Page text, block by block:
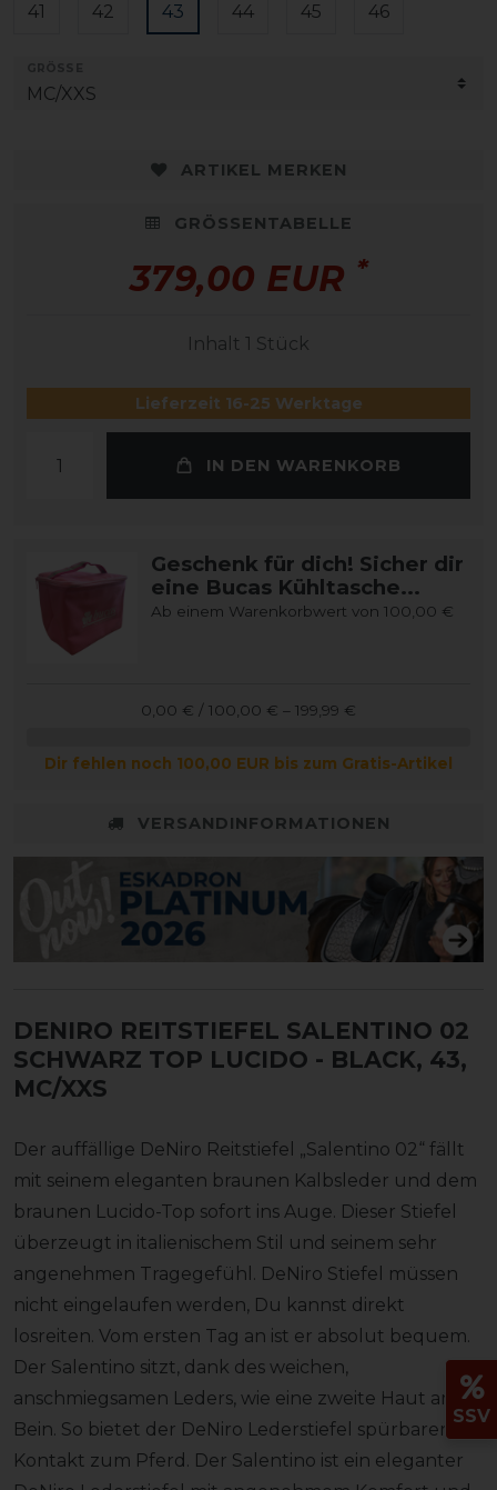
41 42 43 44 45 46
ARTIKEL MERKEN
GRÖSSENTABELLE
379,00 EUR *
Inhalt 1 Stück
Lieferzeit 16-25 Werktage
IN DEN WARENKORB
Geschenk für dich! Sicher dir
eine Bucas Kühltasche...
Ab einem Warenkorbwert von 100,00 €
0,00 € / 100,00 € – 199,99 €
Dir fehlen noch 100,00 EUR bis zum Gratis-Artikel
VERSANDINFORMATIONEN
DENIRO REITSTIEFEL SALENTINO 02
SCHWARZ TOP LUCIDO - BLACK, 43,
MC/XXS
Der auffällige DeNiro Reitstiefel „Salentino 02“ fällt
mit seinem eleganten braunen Kalbsleder und dem
braunen Lucido-Top sofort ins Auge. Dieser Stiefel
überzeugt in italienischem Stil und seinem sehr
angenehmen Tragegefühl. DeNiro Stiefel müssen
nicht eingelaufen werden, Du kannst direkt
losreiten. Vom ersten Tag an ist er absolut bequem.
Der Salentino sitzt, dank des weichen,
anschmiegsamen Leders, wie eine zweite Haut am
Bein. So bietet der DeNiro Lederstiefel spürbaren
Kontakt zum Pferd. Der Salentino ist ein eleganter
SSV